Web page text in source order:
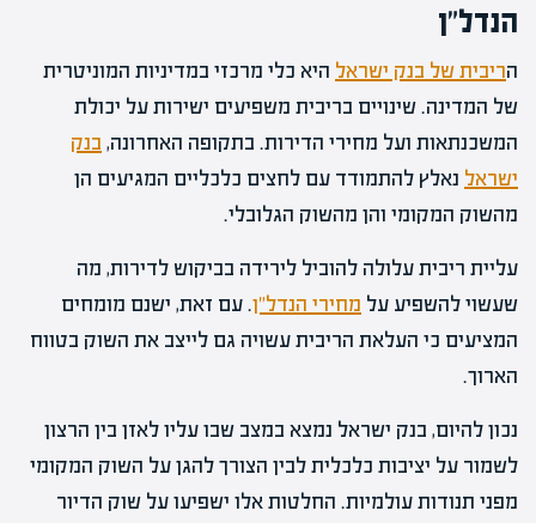
הנדל"ן
הריבית של בנק ישראל היא כלי מרכזי במדיניות המוניטרית
של המדינה. שינויים בריבית משפיעים ישירות על יכולת
המשכנתאות ועל מחירי הדירות. בתקופה האחרונה, בנק
ישראל נאלץ להתמודד עם לחצים כלכליים המגיעים הן
מהשוק המקומי והן מהשוק הגלובלי.
עליית ריבית עלולה להוביל לירידה בביקוש לדירות, מה
שעשוי להשפיע על מחירי הנדל"ן. עם זאת, ישנם מומחים
המציעים כי העלאת הריבית עשויה גם לייצב את השוק בטווח
הארוך.
נכון להיום, בנק ישראל נמצא במצב שבו עליו לאזן בין הרצון
לשמור על יציבות כלכלית לבין הצורך להגן על השוק המקומי
מפני תנודות עולמיות. החלטות אלו ישפיעו על שוק הדיור